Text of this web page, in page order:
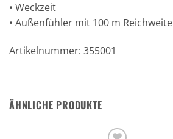
• Weckzeit
• Außenfühler mit 100 m Reichweite
Artikelnummer: 355001
ÄHNLICHE PRODUKTE